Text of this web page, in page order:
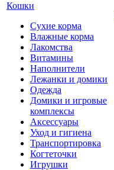
Кошки
Сухие корма
Влажные корма
Лакомства
Витамины
Наполнители
Лежанки и домики
Одежда
Домики и игровые
комплексы
Аксессуары
Уход и гигиена
Транспортировка
Когтеточки
Игрушки